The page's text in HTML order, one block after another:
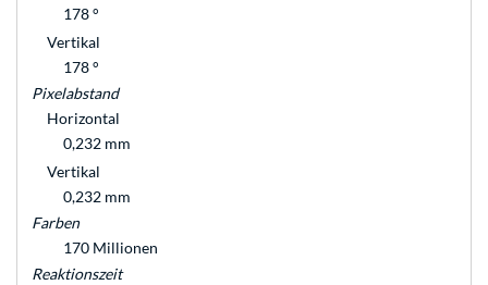
178 °
Vertikal
178 °
Pixelabstand
Horizontal
0,232 mm
Vertikal
0,232 mm
Farben
170 Millionen
Reaktionszeit